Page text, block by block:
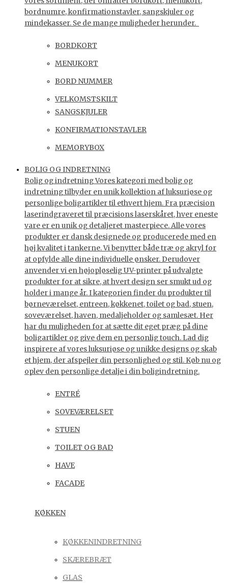
bordnumre, konfirmationstavler, sangskjuler og
mindekasser. Se de mange muligheder herunder.
BORDKORT
MENUKORT
BORD NUMMER
VELKOMSTSKILT
SANGSKJULER
KONFIRMATIONSTAVLER
MEMORYBOX
BOLIG OG INDRETNING
Bolig og indretning Vores kategori med bolig og
indretning tilbyder en unik kollektion af luksuriøse og
personlige boligartikler til ethvert hjem. Fra præcision
laserindgraveret til præcisions laserskåret, hver eneste
vare er en unik og detaljeret masterpiece. Alle vores
produkter er dansk designede og producerede med en
høj kvalitet i tankerne. Vi benytter både træ og akryl for
at opfylde alle dine individuelle ønsker. Derudover
anvender vi en højopløselig UV-printer på udvalgte
produkter for at sikre, at hvert design ser smukt ud og
holder i mange år. I kategorien finder du produkter til
børneværelset, entreen, køkkenet, toilet og bad, stuen,
soveværelset, haven, medaljeholder og samlesæt. Her
har du muligheden for at sætte dit eget præg på dine
boligartikler og give dem en personlig touch. Lad dig
inspirere af vores luksuriøse og unikke designs og skab
et hjem, der afspejler din personlighed og stil. Køb nu og
oplev den personlige detalje i din boligindretning.
ENTRÉ
SOVEVÆRELSET
STUEN
TOILET OG BAD
HAVE
FACADE
KØKKEN
KØKKENINDRETNING
SKÆREBRÆT
GLAS